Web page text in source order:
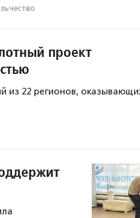
проект
из 22 регионов,